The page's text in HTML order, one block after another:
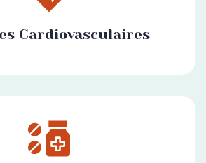
Cardiovasculaires